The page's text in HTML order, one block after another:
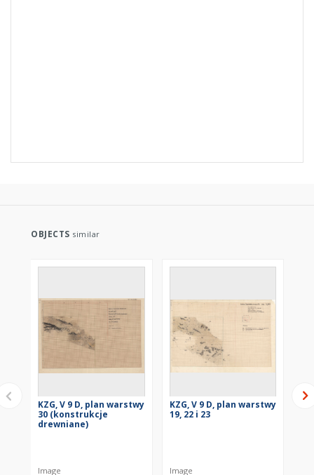
OBJECTS similar
KZG, V 9 D, plan warstwy
30 (konstrukcje
drewniane)
Image
KZG, V 9 D, plan warstwy
19, 22 i 23
Image